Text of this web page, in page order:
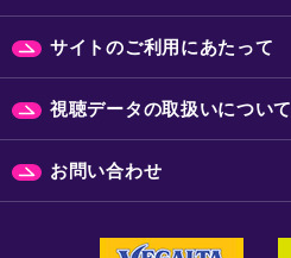
サイトのご利用にあたって
視聴データの取扱いについて
お問い合わせ